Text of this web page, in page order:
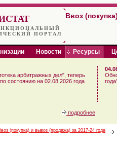
ПОРТАЛ
Ввоз
Новости Ресурсы
арбитражных дел", теперь
состоянию на 02.08.2026 года
подробнее
(покупка) и вывоз (продажа) за 2017-24 года